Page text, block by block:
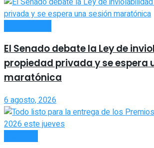
El Senado debate la Ley de
propiedad privada y se espera
maratónica
6 agosto, 2026